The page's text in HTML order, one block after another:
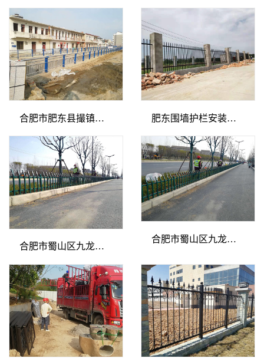
合肥市肥东县撮镇桥梁护栏 肥东围墙护栏安装现场
合肥市蜀山区九龙路绿化护栏
合肥市蜀山区九龙路绿化护栏